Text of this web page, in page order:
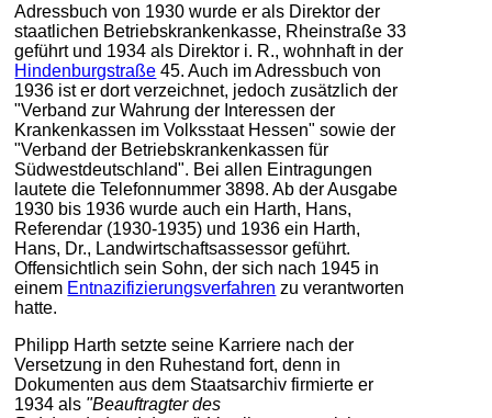
Adressbuch von 1930 wurde er als Direktor der
staatlichen Betriebskrankenkasse, Rheinstraße 33
geführt und 1934 als Direktor i. R., wohnhaft in der
Hindenburgstraße 45. Auch im Adressbuch von
1936 ist er dort verzeichnet, jedoch zusätzlich der
"Verband zur Wahrung der Interessen der
Krankenkassen im Volksstaat Hessen" sowie der
"Verband der Betriebskrankenkassen für
Südwestdeutschland". Bei allen Eintragungen
lautete die Telefonnummer 3898. Ab der Ausgabe
1930 bis 1936 wurde auch ein Harth, Hans,
Referendar (1930-1935) und 1936 ein Harth,
Hans, Dr., Landwirtschaftsassessor geführt.
Offensichtlich sein Sohn, der sich nach 1945 in
einem Entnazifizierungsverfahren zu verantworten
hatte.
Philipp Harth setzte seine Karriere nach der
Versetzung in den Ruhestand fort, denn in
Dokumenten aus dem Staatsarchiv firmierte er
1934 als "Beauftragter des